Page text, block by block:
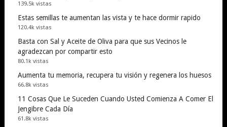
139.5k vistas
Estas semillas te aumentan las vista y te hace dormir rapido
120.4k vistas
Basta con Sal y Aceite de Oliva para que sus Vecinos le
agradezcan por compartir esto
80.1k vistas
Aumenta tu memoria, recupera tu visión y regenera los huesos
66.8k vistas
11 Cosas Que Le Suceden Cuando Usted Comienza A Comer El
Jengibre Cada Día
61.8k vistas